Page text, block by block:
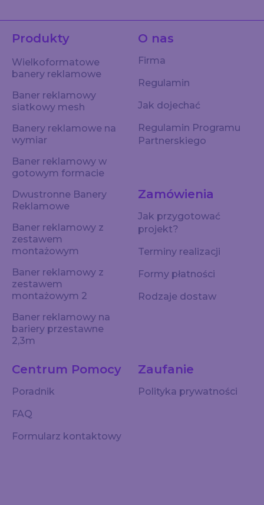
Produkty
Wielkoformatowe
banery reklamowe
Baner reklamowy
siatkowy mesh
Banery reklamowe na
wymiar
Baner reklamowy w
gotowym formacie
Dwustronne Banery
Reklamowe
Baner reklamowy z
zestawem
montażowym
Baner reklamowy z
zestawem
montażowym 2
Baner reklamowy na
bariery przestawne
2,3m
O nas
Firma
Regulamin
Jak dojechać
Regulamin Programu
Partnerskiego
Centrum Pomocy
Poradnik
FAQ
Formularz kontaktowy
Zaufanie
Polityka prywatności
Zamówienia
Jak przygotować
projekt?
Terminy realizacji
Formy płatności
Rodzaje dostaw